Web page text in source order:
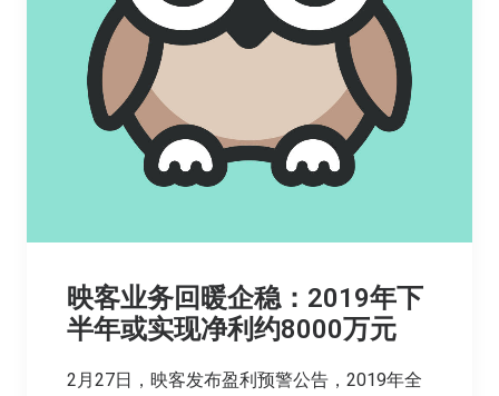
映客业务回暖企稳：2019年下
半年或实现净利约8000万元
2月27日，映客发布盈利预警公告，2019年全